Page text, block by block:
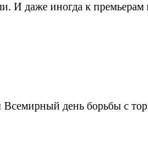
И даже иногда к
день борьбы с